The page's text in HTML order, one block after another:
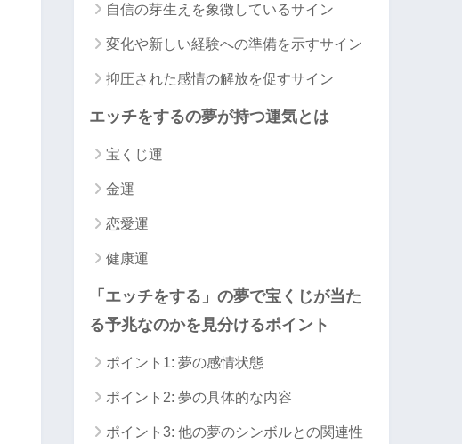
自信の芽生えを象徴しているサイン
変化や新しい経験への準備を示すサイン
抑圧された感情の解放を促すサイン
エッチをするの夢が持つ運気とは
宝くじ運
金運
恋愛運
健康運
「エッチをする」の夢で宝くじが当た
る予兆なのかを見分けるポイント
ポイント1: 夢の感情状態
ポイント2: 夢の具体的な内容
ポイント3: 他の夢のシンボルとの関連性